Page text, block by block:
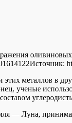
Источник:
этих металлов в
ученые
— Луна,